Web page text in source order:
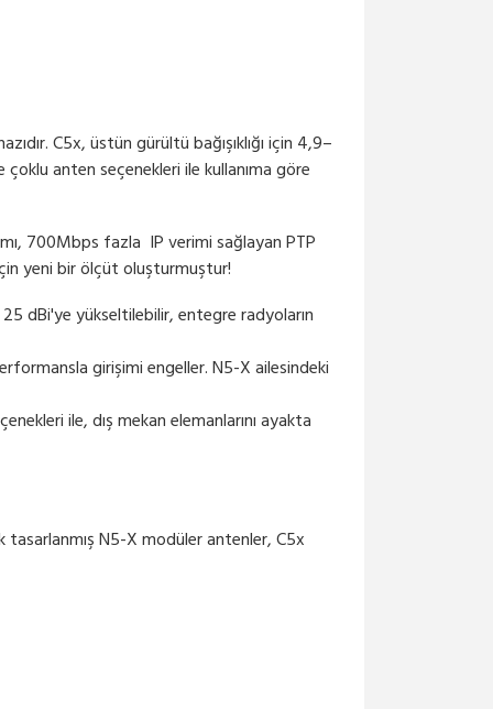
C5x, üstün gürültü bağışıklığı için 4,9–
anten seçenekleri ile kullanıma göre
700Mbps fazla IP verimi sağlayan PTP
yeni bir ölçüt oluşturmuştur!
dBi'ye yükseltilebilir, entegre radyoların
girişimi engeller. N5-X ailesindeki
ile, dış mekan elemanlarını ayakta
tasarlanmış N5-X modüler antenler, C5x